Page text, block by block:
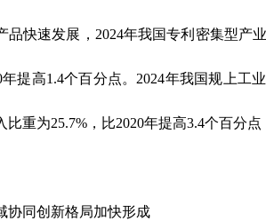
品快速发展， 2024年我国专利密集型产
年提高1.4个百分点。 2024年我国规上工
比重为25.7% ，比2020年提高3.4个百分点
同创新格局加快形成